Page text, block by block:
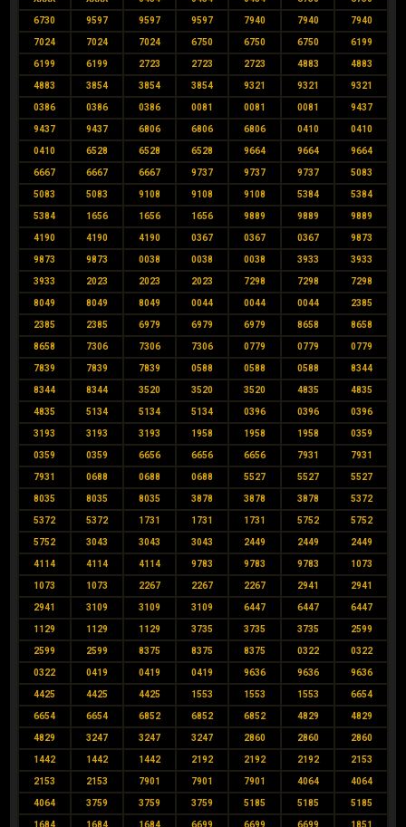
6730 9597 9597 9597 7940 7940 7940
7024 7024 7024 6750 6750 6750 6199
6199 6199 2723 2723 2723 4883 4883
4883 3854 3854 3854 9321 9321 9321
0386 0386 0386 0081 0081 0081 9437
9437 9437 6806 6806 6806 0410 0410
0410 6528 6528 6528 9664 9664 9664
6667 6667 6667 9737 9737 9737 5083
5083 5083 9108 9108 9108 5384 5384
5384 1656 1656 1656 9889 9889 9889
4190 4190 4190 0367 0367 0367 9873
9873 9873 0038 0038 0038 3933 3933
3933 2023 2023 2023 7298 7298 7298
8049 8049 8049 0044 0044 0044 2385
2385 2385 6979 6979 6979 8658 8658
8658 7306 7306 7306 0779 0779 0779
7839 7839 7839 0588 0588 0588 8344
8344 8344 3520 3520 3520 4835 4835
4835 5134 5134 5134 0396 0396 0396
3193 3193 3193 1958 1958 1958 0359
0359 0359 6656 6656 6656 7931 7931
7931 0688 0688 0688 5527 5527 5527
8035 8035 8035 3878 3878 3878 5372
5372 5372 1731 1731 1731 5752 5752
5752 3043 3043 3043 2449 2449 2449
4114 4114 4114 9783 9783 9783 1073
1073 1073 2267 2267 2267 2941 2941
2941 3109 3109 3109 6447 6447 6447
1129 1129 1129 3735 3735 3735 2599
2599 2599 8375 8375 8375 0322 0322
0322 0419 0419 0419 9636 9636 9636
4425 4425 4425 1553 1553 1553 6654
6654 6654 6852 6852 6852 4829 4829
4829 3247 3247 3247 2860 2860 2860
1442 1442 1442 2192 2192 2192 2153
2153 2153 7901 7901 7901 4064 4064
4064 3759 3759 3759 5185 5185 5185
1684 1684 1684 6699 6699 6699 1851